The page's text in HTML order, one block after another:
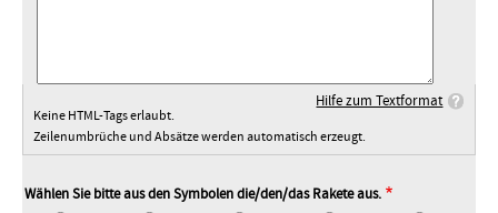
Hilfe zum Textformat
Keine HTML-Tags erlaubt.
Zeilenumbrüche und Absätze werden automatisch erzeugt.
Wählen Sie bitte aus den Symbolen die/den/das Rakete aus.